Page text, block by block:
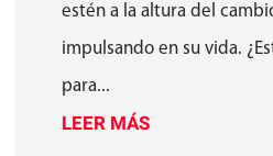
estén a la altura del
impulsando en su vida.
para...
LEER MÁS